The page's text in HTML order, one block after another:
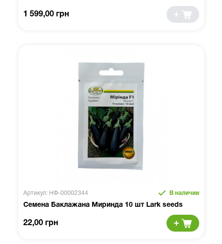
1 599,00 грн
Артикул: НФ-00002344 В наличии
Семена Баклажана Миринда 10 шт Lark seeds
22,00 грн